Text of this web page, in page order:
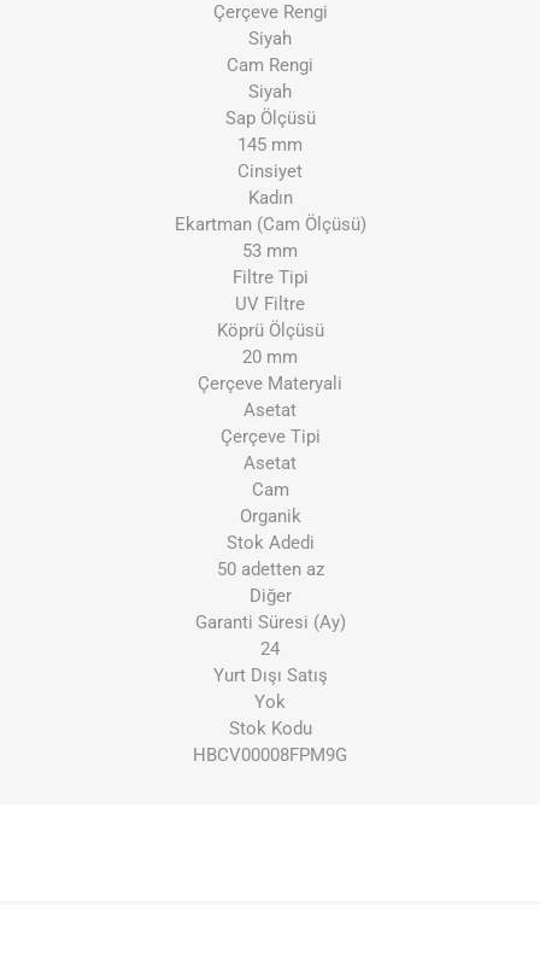
Çerçeve Rengi
Siyah
Cam Rengi
Siyah
Sap Ölçüsü
145 mm
Cinsiyet
Kadın
Ekartman (Cam Ölçüsü)
53 mm
Filtre Tipi
UV Filtre
Köprü Ölçüsü
20 mm
Çerçeve Materyali
Asetat
Çerçeve Tipi
Asetat
Cam
Organik
Stok Adedi
50 adetten az
Diğer
Garanti Süresi (Ay)
24
Yurt Dışı Satış
Yok
Stok Kodu
HBCV00008FPM9G